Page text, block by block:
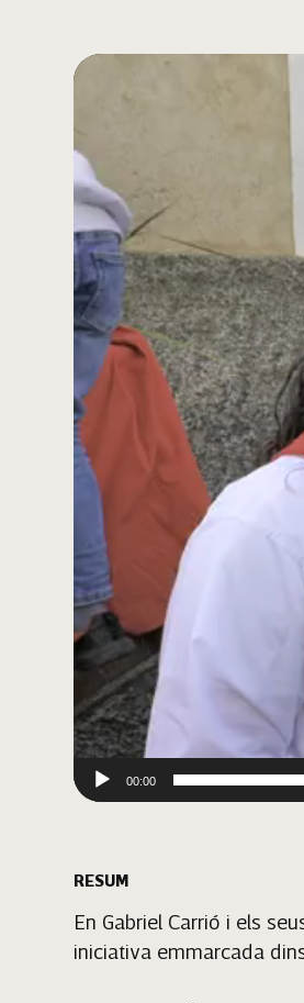
Reproductor
00:00
RESUM
En Gabriel Carrió i els
iniciativa emmarcada